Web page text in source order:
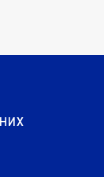
на Facebook
нас на